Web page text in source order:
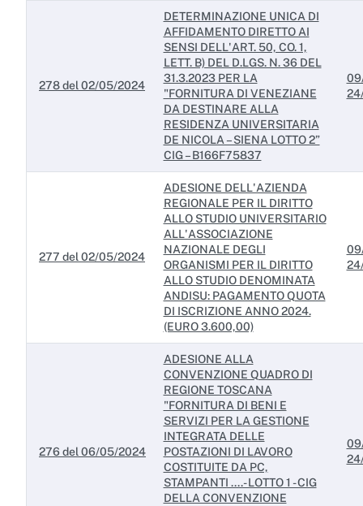
278 del 02/05/2024
DETERMINAZIONE UNICA DI
AFFIDAMENTO DIRETTO AI
SENSI DELL'ART. 50, CO. 1,
LETT. B) DEL D.LGS. N. 36 DEL
31.3.2023 PER LA
"FORNITURA DI VENEZIANE
DA DESTINARE ALLA
RESIDENZA UNIVERSITARIA
DE NICOLA – SIENA LOTTO 2”
CIG – B166F75837
277 del 02/05/2024
ADESIONE DELL'AZIENDA
REGIONALE PER IL DIRITTO
ALLO STUDIO UNIVERSITARIO
ALL'ASSOCIAZIONE
NAZIONALE DEGLI
ORGANISMI PER IL DIRITTO
ALLO STUDIO DENOMINATA
ANDISU: PAGAMENTO QUOTA
DI ISCRIZIONE ANNO 2024.
(EURO 3.600,00)
276 del 06/05/2024
ADESIONE ALLA
CONVENZIONE QUADRO DI
REGIONE TOSCANA
"FORNITURA DI BENI E
SERVIZI PER LA GESTIONE
INTEGRATA DELLE
POSTAZIONI DI LAVORO
COSTITUITE DA PC,
STAMPANTI ....- LOTTO 1 - CIG
DELLA CONVENZIONE